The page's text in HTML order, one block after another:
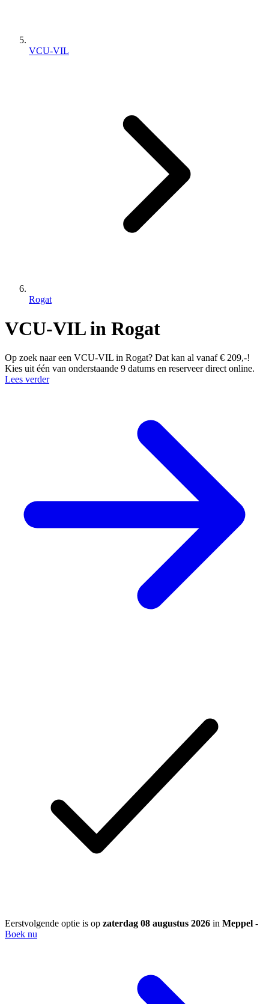
VCU-VIL
Rogat
VCU-VIL in Rogat
Op zoek naar een VCU-VIL in Rogat? Dat kan al vanaf € 209,-!
Kies uit één van onderstaande 9 datums en reserveer direct online.
Lees verder
Eerstvolgende optie is op zaterdag 08 augustus 2026 in Meppel -
Boek nu